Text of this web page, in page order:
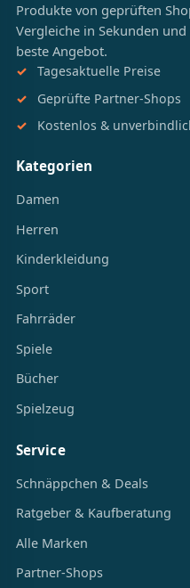
Produkte von geprüften
Vergleiche in Sekunden
beste Angebot.
Tagesaktuelle Preise
Geprüfte Partner-Shops
Kostenlos &
Kategorien
Damen
Herren
Kinderkleidung
Sport
Fahrräder
Spiele
Bücher
Spielzeug
Service
Schnäppchen & Deals
Ratgeber & Kaufberatung
Alle Marken
Partner-Shops